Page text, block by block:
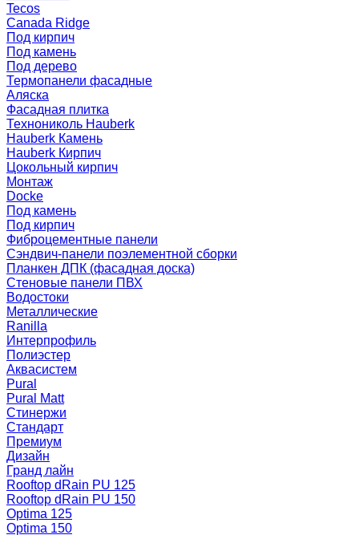
Tecos
Canada Ridge
Под кирпич
Под камень
Под дерево
Термопанели фасадные
Аляска
Фасадная плитка
Технониколь Hauberk
Hauberk Камень
Hauberk Кирпич
Цокольный кирпич
Монтаж
Docke
Под камень
Под кирпич
Фиброцементные панели
Сэндвич-панели поэлементной сборки
Планкен ДПК (фасадная доска)
Стеновые панели ПВХ
Водостоки
Металлические
Ranilla
Интерпрофиль
Полиэстер
Аквасистем
Pural
Pural Matt
Стинержи
Стандарт
Премиум
Дизайн
Гранд лайн
Rooftop dRain PU 125
Rooftop dRain PU 150
Optima 125
Optima 150